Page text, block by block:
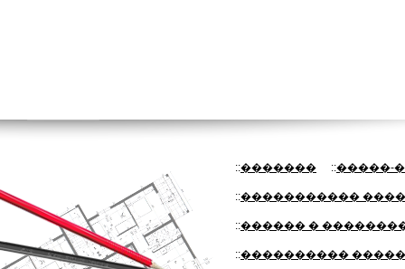
::������� ::�����-
::�����������
::������ �
::����������